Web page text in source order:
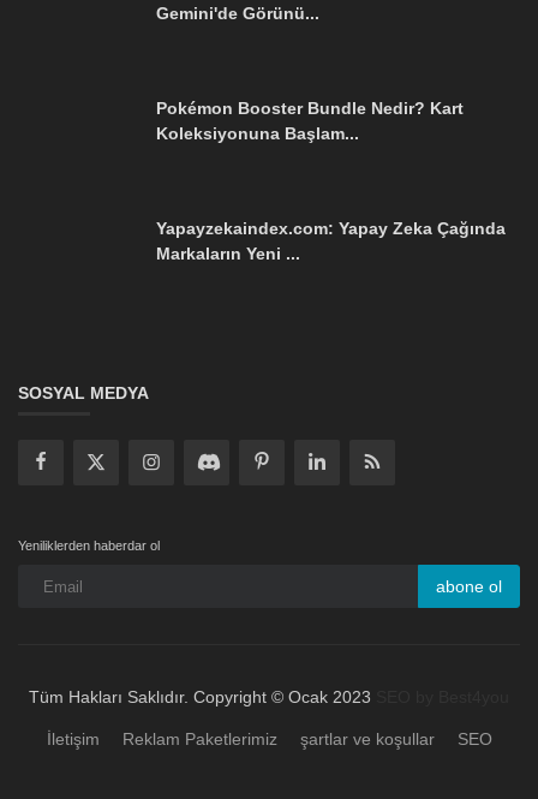
Gemini'de Görünü...
Pokémon Booster Bundle Nedir? Kart
Koleksiyonuna Başlam...
Yapayzekaindex.com: Yapay Zeka Çağında
Markaların Yeni ...
SOSYAL MEDYA
Yeniliklerden haberdar ol
abone ol
Tüm Hakları Saklıdır. Copyright © Ocak 2023
İletişim Reklam Paketlerimiz şartlar ve koşullar SEO